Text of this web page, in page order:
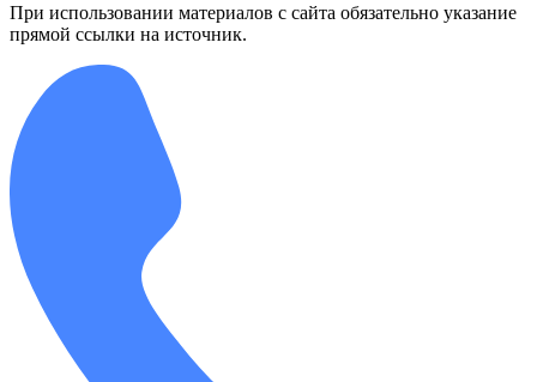
При использовании материалов с сайта обязательно указание
прямой ссылки на источник.